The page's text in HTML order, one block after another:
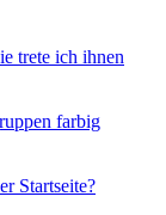
trete ich ihnen
farbig
Startseite?